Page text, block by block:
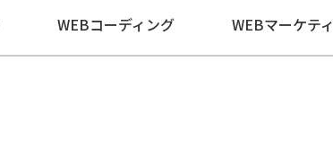
WEBコーディング WEBマーケテ